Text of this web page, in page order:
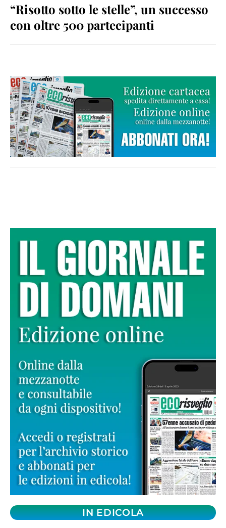
“Risotto sotto le stelle”, un successo
con oltre 500 partecipanti
IN EDICOLA